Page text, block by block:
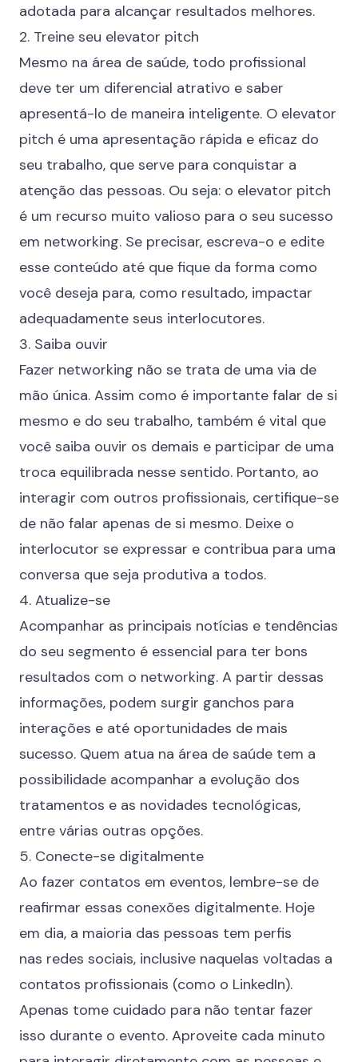
adotada para alcançar resultados melhores.
2. Treine seu elevator pitch
Mesmo na área de saúde, todo profissional
deve ter um diferencial atrativo e saber
apresentá-lo de maneira inteligente. O elevator
pitch é uma apresentação rápida e eficaz do
seu trabalho, que serve para conquistar a
atenção das pessoas. Ou seja: o elevator pitch
é um recurso muito valioso para o seu sucesso
em networking. Se precisar, escreva-o e edite
esse conteúdo até que fique da forma como
você deseja para, como resultado, impactar
adequadamente seus interlocutores.
3. Saiba ouvir
Fazer networking não se trata de uma via de
mão única. Assim como é importante falar de si
mesmo e do seu trabalho, também é vital que
você saiba ouvir os demais e participar de uma
troca equilibrada nesse sentido. Portanto, ao
interagir com outros profissionais, certifique-se
de não falar apenas de si mesmo. Deixe o
interlocutor se expressar e contribua para uma
conversa que seja produtiva a todos.
4. Atualize-se
Acompanhar as principais notícias e tendências
do seu segmento é essencial para ter bons
resultados com o networking. A partir dessas
informações, podem surgir ganchos para
interações e até oportunidades de mais
sucesso. Quem atua na área de saúde tem a
possibilidade acompanhar a evolução dos
tratamentos e as novidades tecnológicas,
entre várias outras opções.
5. Conecte-se digitalmente
Ao fazer contatos em eventos, lembre-se de
reafirmar essas conexões digitalmente. Hoje
em dia, a maioria das pessoas tem perfis
nas redes sociais, inclusive naquelas voltadas a
contatos profissionais (como o LinkedIn).
Apenas tome cuidado para não tentar fazer
isso durante o evento. Aproveite cada minuto